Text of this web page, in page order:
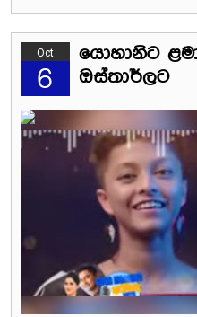
Oct
6
යොහානිට
ඔස්තාර්ලට